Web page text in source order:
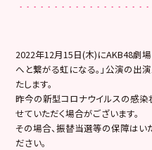
2022年12月15日(木)にAKB48劇場
へと繋がる虹になる。」公演の出
たします。
昨今の新型コロナウイルスの感染
せていただく場合がございます。
その場合、振替当選等の保障はい
ださい。